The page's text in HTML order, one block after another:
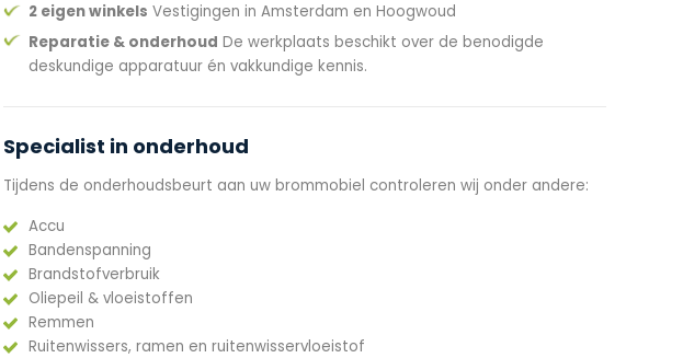
2 eigen winkels Vestigingen in Amsterdam en Hoogwoud
Reparatie & onderhoud De werkplaats beschikt over de benodigde
deskundige apparatuur én vakkundige kennis.
Specialist in onderhoud
Tijdens de onderhoudsbeurt aan uw brommobiel controleren wij onder andere:
Accu
Bandenspanning
Brandstofverbruik
Oliepeil & vloeistoffen
Remmen
Ruitenwissers, ramen en ruitenwisservloeistof